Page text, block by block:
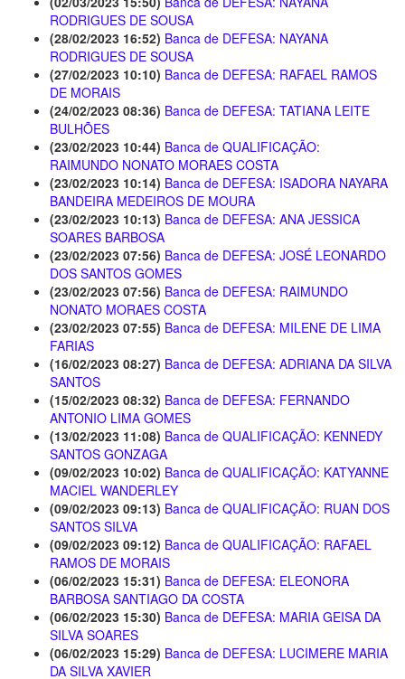
RODRIGUES DE SOUSA
(28/02/2023 16:52) Banca de DEFESA: NAYANA
RODRIGUES DE SOUSA
(27/02/2023 10:10) Banca de DEFESA: RAFAEL RAMOS
DE MORAIS
(24/02/2023 08:36) Banca de DEFESA: TATIANA LEITE
BULHÕES
(23/02/2023 10:44) Banca de QUALIFICAÇÃO:
RAIMUNDO NONATO MORAES COSTA
(23/02/2023 10:14) Banca de DEFESA: ISADORA NAYARA
BANDEIRA MEDEIROS DE MOURA
(23/02/2023 10:13) Banca de DEFESA: ANA JESSICA
SOARES BARBOSA
(23/02/2023 07:56) Banca de DEFESA: JOSÉ LEONARDO
DOS SANTOS GOMES
(23/02/2023 07:56) Banca de DEFESA: RAIMUNDO
NONATO MORAES COSTA
(23/02/2023 07:55) Banca de DEFESA: MILENE DE LIMA
FARIAS
(16/02/2023 08:27) Banca de DEFESA: ADRIANA DA SILVA
SANTOS
(15/02/2023 08:32) Banca de DEFESA: FERNANDO
ANTONIO LIMA GOMES
(13/02/2023 11:08) Banca de QUALIFICAÇÃO: KENNEDY
SANTOS GONZAGA
(09/02/2023 10:02) Banca de QUALIFICAÇÃO: KATYANNE
MACIEL WANDERLEY
(09/02/2023 09:13) Banca de QUALIFICAÇÃO: RUAN DOS
SANTOS SILVA
(09/02/2023 09:12) Banca de QUALIFICAÇÃO: RAFAEL
RAMOS DE MORAIS
(06/02/2023 15:31) Banca de DEFESA: ELEONORA
BARBOSA SANTIAGO DA COSTA
(06/02/2023 15:30) Banca de DEFESA: MARIA GEISA DA
SILVA SOARES
(06/02/2023 15:29) Banca de DEFESA: LUCIMERE MARIA
DA SILVA XAVIER